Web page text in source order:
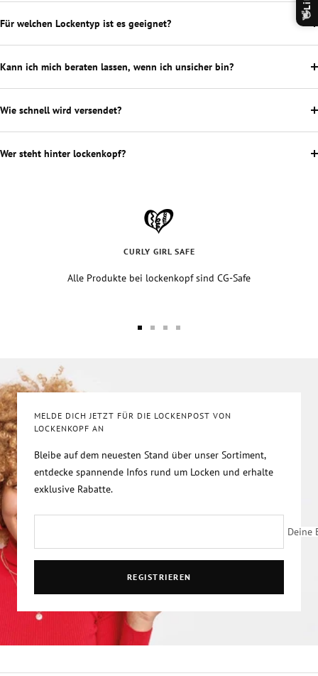
Für welchen Lockentyp ist es geeignet?
Kann ich mich beraten lassen, wenn ich unsicher bin?
Wie schnell wird versendet?
Wer steht hinter lockenkopf?
CURLY GIRL SAFE
Alle Produkte bei lockenkopf sind CG-Safe
MELDE DICH JETZT FÜR DIE LOCKENPOST VON
LOCKENKOPF AN
Bleibe auf dem neuesten Stand über unser Sortiment,
entdecke spannende Infos rund um Locken und erhalte
exklusive Rabatte.
Deine
REGISTRIEREN
👋